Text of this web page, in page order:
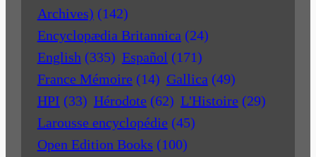
Archives) (142)
Encyclopædia Britannica (24)
English (335) Español (171)
France Mémoire (14) Gallica (49)
HPI (33) Hérodote (62) L'Histoire (29)
Larousse encyclopédie (45)
Open Edition Books (100)